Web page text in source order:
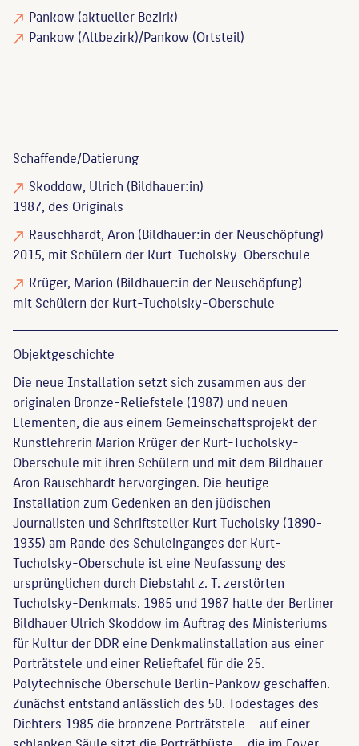
Pankow (aktueller Bezirk)
Pankow (Altbezirk)/Pankow (Ortsteil)
Schaffende/Datierung
Skoddow, Ulrich (Bildhauer:in)
1987, des Originals
Rauschhardt, Aron (Bildhauer:in der Neuschöpfung)
2015, mit Schülern der Kurt-Tucholsky-Oberschule
Krüger, Marion (Bildhauer:in der Neuschöpfung)
mit Schülern der Kurt-Tucholsky-Oberschule
Objekt­geschichte
Die neue Installation setzt sich zusammen aus der
originalen Bronze-Reliefstele (1987) und neuen
Elementen, die aus einem Gemeinschaftsprojekt der
Kunstlehrerin Marion Krüger der Kurt-Tucholsky-
Oberschule mit ihren Schülern und mit dem Bildhauer
Aron Rauschhardt hervorgingen. Die heutige
Installation zum Gedenken an den jüdischen
Journalisten und Schriftsteller Kurt Tucholsky (1890-
1935) am Rande des Schuleinganges der Kurt-
Tucholsky-Oberschule ist eine Neufassung des
ursprünglichen durch Diebstahl z. T. zerstörten
Tucholsky-Denkmals. 1985 und 1987 hatte der Berliner
Bildhauer Ulrich Skoddow im Auftrag des Ministeriums
für Kultur der DDR eine Denkmalinstallation aus einer
Porträtstele und einer Relieftafel für die 25.
Polytechnische Oberschule Berlin-Pankow geschaffen.
Zunächst entstand anlässlich des 50. Todestages des
Dichters 1985 die bronzene Porträtstele – auf einer